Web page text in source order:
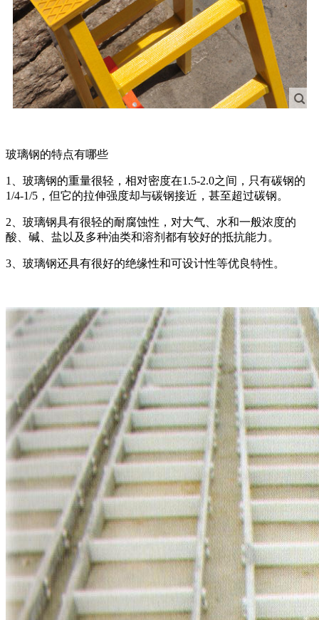
玻璃钢的特点有哪些
1、玻璃钢的重量很轻，相对密度在1.5-2.0之间，只有碳钢的
1/4-1/5，但它的拉伸强度却与碳钢接近，甚至超过碳钢。
2、玻璃钢具有很轻的耐腐蚀性，对大气、水和一般浓度的
酸、碱、盐以及多种油类和溶剂都有较好的抵抗能力。
3、玻璃钢还具有很好的绝缘性和可设计性等优良特性。